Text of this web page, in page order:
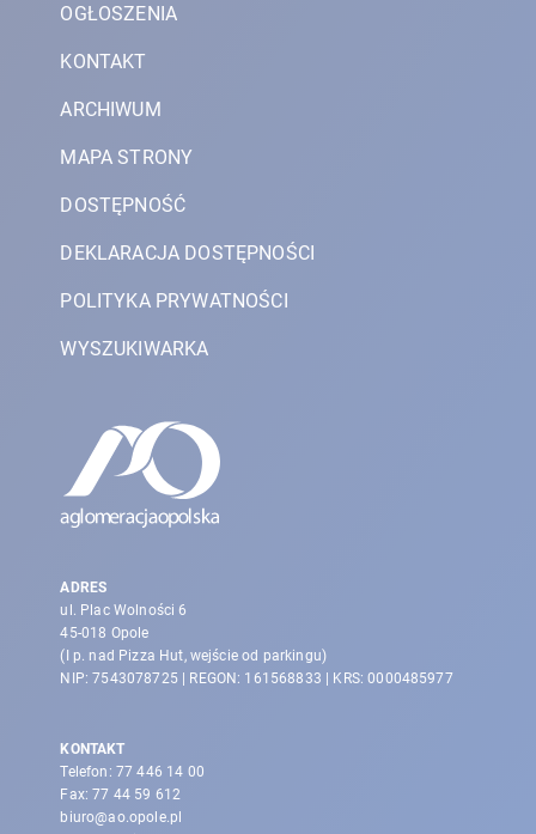
ADRES
ul. Plac Wolności 6
45-018 Opole
(I p. nad Pizza Hut, wejście od parkingu)
NIP: 7543078725 | REGON: 161568833 | KRS: 0000485977
KONTAKT
Telefon: 77 446 14 00
Fax:77 44 59 612
biuro@ao.opole.pl
OGŁOSZENIA
KONTAKT
ARCHIWUM
MAPA STRONY
DOSTĘPNOŚĆ
DEKLARACJA DOSTĘPNOŚCI
POLITYKA PRYWATNOŚCI
WYSZUKIWARKA